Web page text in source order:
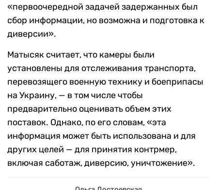
«первоочередной задачей задержанных был
сбор информации, но возможна и подготовка к
диверсии».
Матысяк считает, что камеры были
установлены для отслеживания транспорта,
перевозящего военную технику и боеприпасы
на Украину, — в том числе чтобы
предварительно оценивать объем этих
поставок. Однако, по его словам, «эта
информация может быть использована и для
других целей — для принятия контрмер,
включая саботаж, диверсию, уничтожение».